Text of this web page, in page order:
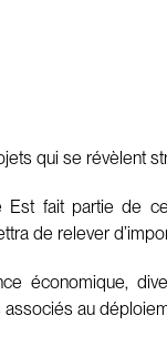
qui se révèlent
Est fait partie de
de relever
économique,
au